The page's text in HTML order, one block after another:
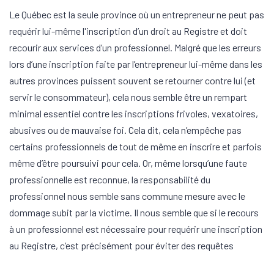
Le Québec est la seule province où un entrepreneur ne peut pas
requérir lui-même l'inscription d’un droit au Registre et doit
recourir aux services d’un professionnel. Malgré que les erreurs
lors d’une inscription faite par l’entrepreneur lui-même dans les
autres provinces puissent souvent se retourner contre lui (et
servir le consommateur), cela nous semble être un rempart
minimal essentiel contre les inscriptions frivoles, vexatoires,
abusives ou de mauvaise foi. Cela dit, cela n’empêche pas
certains professionnels de tout de même en inscrire et parfois
même d’être poursuivi pour cela. Or, même lorsqu’une faute
professionnelle est reconnue, la responsabilité du
professionnel nous semble sans commune mesure avec le
dommage subit par la victime. Il nous semble que si le recours
à un professionnel est nécessaire pour requérir une inscription
au Registre, c’est précisément pour éviter des requêtes